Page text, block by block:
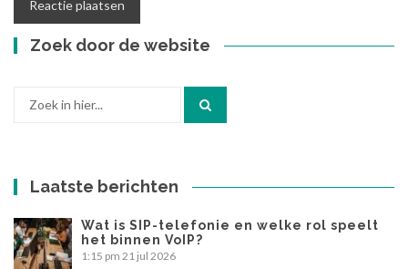
Zoek door de website
Laatste berichten
Wat is SIP-telefonie en welke rol speelt
het binnen VoIP?
1:15 pm 21 jul 2026